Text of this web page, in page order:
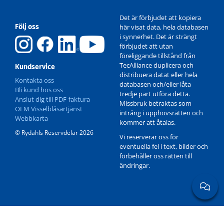
Följ oss
Kundservice
Kontakta oss
Bli kund hos oss
Anslut dig till PDF-faktura
OEM Visselblåsartjänst
Webbkarta
© Rydahls Reservdelar 2026
Det är förbjudet att kopiera
här visat data, hela databasen
i synnerhet. Det är strängt
förbjudet att utan
föreliggande tillstånd från
TecAlliance duplicera och
distribuera datat eller hela
databasen och/eller låta
tredje part utföra detta.
Missbruk betraktas som
intrång i upphovsrätten och
kommer att åtalas.
Vi reserverar oss för
eventuella fel i text, bilder och
förbehåller oss rätten till
ändringar.